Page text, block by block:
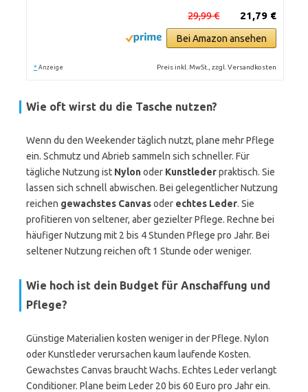
21,79 €
29,99 €
Bei Amazon ansehen
* Anzeige Preis inkl. MwSt., zzgl. Versandkosten
Wie oft wirst du die Tasche nutzen?
Wenn du den Weekender täglich nutzt, plane mehr Pflege
ein. Schmutz und Abrieb sammeln sich schneller. Für
tägliche Nutzung ist Nylonoder Kunstlederpraktisch. Sie
lassen sich schnell abwischen. Bei gelegentlicher Nutzung
reichen gewachstes Canvasoder echtes Leder. Sie
profitieren von seltener, aber gezielter Pflege. Rechne bei
häufiger Nutzung mit 2 bis 4 Stunden Pflege pro Jahr. Bei
seltener Nutzung reichen oft 1 Stunde oder weniger.
Wie hoch ist dein Budget für Anschaffung und
Pflege?
Günstige Materialien kosten weniger in der Pflege. Nylon
oder Kunstleder verursachen kaum laufende Kosten.
Gewachstes Canvas braucht Wachs. Echtes Leder verlangt
Conditioner. Plane beim Leder 20 bis 60 Euro pro Jahr ein.